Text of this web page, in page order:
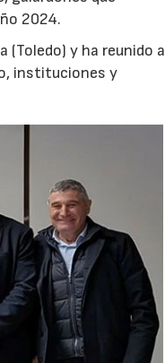
2024.
(Toledo) y ha reunido a
instituciones y